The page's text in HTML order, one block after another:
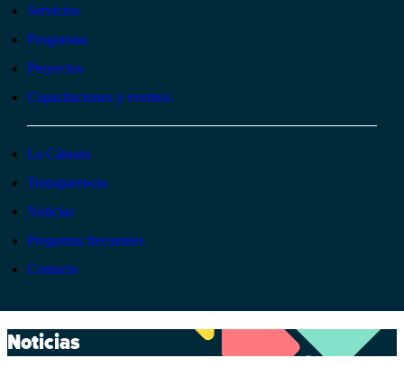
Servicios
Programas
Proyectos
Capacitaciones y eventos
La Cámara
Transparencia
Noticias
Preguntas frecuentes
Contacto
Noticias